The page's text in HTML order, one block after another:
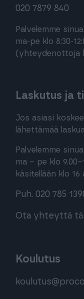
020 7879 840
Palvelemme
ma-pe klo 8:30-
(yhteydenottoja
Laskutus ja
Jos asiasi
lähettämää
Palvelemme
ma – pe klo
käsitellään klo 16
Puh. 020 785
Ota yhteyttä
Koulutus